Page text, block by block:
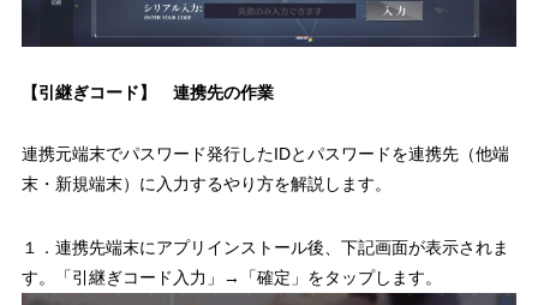
【引継ぎコード】 連携先の作業
連携元端末でパスワード発行したIDとパスワードを連携先（他端
末・新規端末）に入力するやり方を解説します。
１．連携先端末にアプリインストール後、下記画面が表示されま
す。「引継ぎコード入力」→「確定」をタップします。